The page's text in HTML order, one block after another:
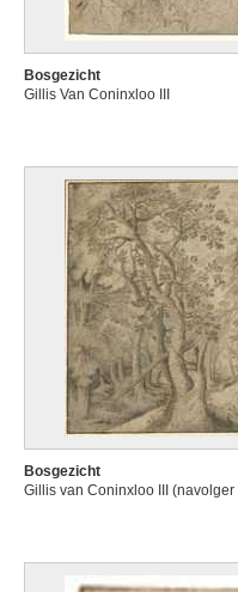
Bosgezicht
Gillis Van Coninxloo III
Bosgezicht
Gillis van Coninxloo III (navolger